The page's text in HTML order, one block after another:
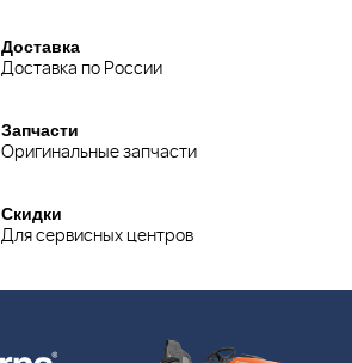
Доставка
Доставка по России
Запчасти
Оригинальные запчасти
Скидки
Для сервисных центров